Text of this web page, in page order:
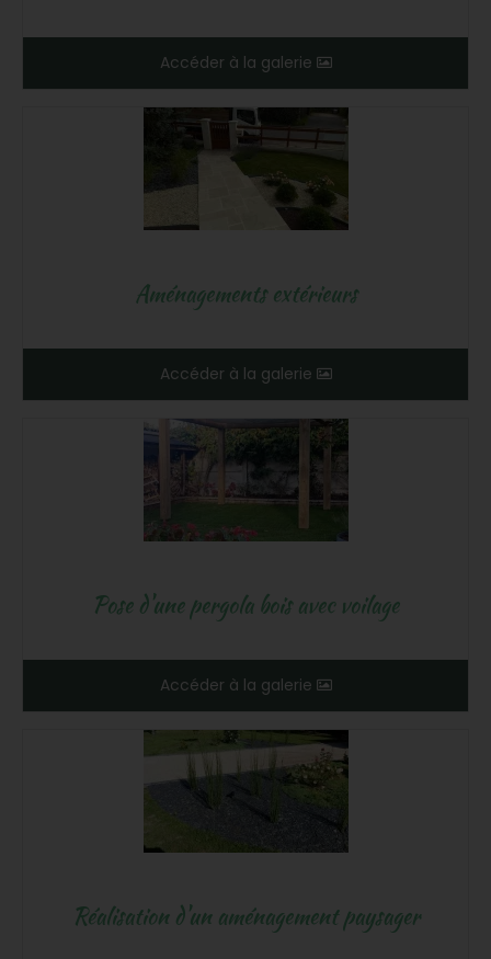
Accéder à la galerie
Aménagements extérieurs
Accéder à la galerie
Pose d'une pergola bois avec voilage
Accéder à la galerie
Réalisation d'un aménagement paysager